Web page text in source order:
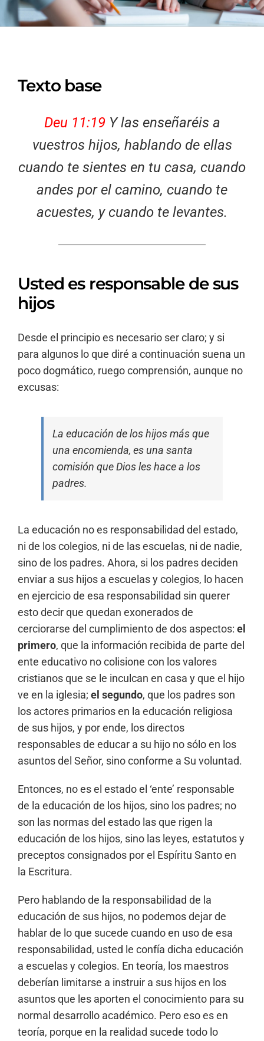
Texto base
Deu 11:19Y las enseñaréis a
vuestros hijos, hablando de ellas
cuando te sientes en tu casa, cuando
andes por el camino, cuando te
acuestes, y cuando te levantes.
Usted es responsable de sus
hijos
Desde el principio es necesario ser claro; y si
para algunos lo que diré a continuación suena un
poco dogmático, ruego comprensión, aunque no
excusas:
La educación de los hijos más que
una encomienda, es una santa
comisión que Dios les hace a los
padres.
La educación no es responsabilidad del estado,
ni de los colegios, ni de las escuelas, ni de nadie,
sino de los padres. Ahora, si los padres deciden
enviar a sus hijos a escuelas y colegios, lo hacen
en ejercicio de esa responsabilidad sin querer
esto decir que quedan exonerados de
cerciorarse del cumplimiento de dos aspectos: el
primero, que la información recibida de parte del
ente educativo no colisione con los valores
cristianos que se le inculcan en casa y que el hijo
ve en la iglesia; el segundo, que los padres son
los actores primarios en la educación religiosa
de sus hijos, y por ende, los directos
responsables de educar a su hijo no sólo en los
asuntos del Señor, sino conforme a Su voluntad.
Entonces, no es el estado el ‘ente’ responsable
de la educación de los hijos, sino los padres; no
son las normas del estado las que rigen la
educación de los hijos, sino las leyes, estatutos y
preceptos consignados por el Espíritu Santo en
la Escritura.
Pero hablando de la responsabilidad de la
educación de sus hijos, no podemos dejar de
hablar de lo que sucede cuando en uso de esa
responsabilidad, usted le confía dicha educación
a escuelas y colegios. En teoría, los maestros
deberían limitarse a instruir a sus hijos en los
asuntos que les aporten el conocimiento para su
normal desarrollo académico. Pero eso es en
teoría, porque en la realidad sucede todo lo